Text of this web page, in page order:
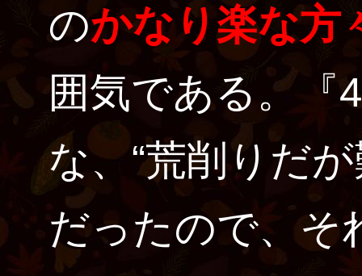
のかなり楽な方
囲気である。『
な、“荒削りだ
だったので、そ